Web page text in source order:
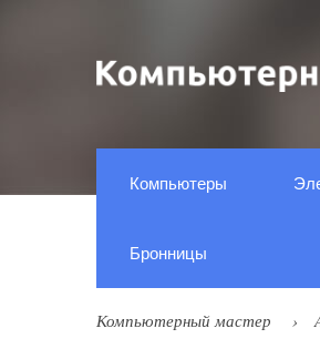
Компьютеры
Бронницы
Компьютерный мастер